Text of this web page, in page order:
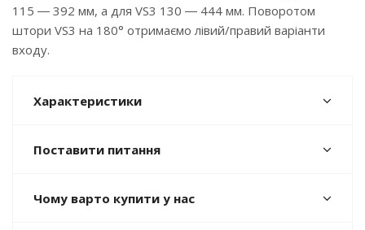
115 ― 392 мм, а для VS3 130 ― 444 мм. Поворотом
штори VS3 на 180° отримаємо лівий/правий варіанти
входу.
Характеристики
Поставити питання
Чому варто купити у нас